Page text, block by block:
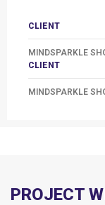
CLIENT
MINDSPARKLE
CLIENT
MINDSPARKLE
PROJECT